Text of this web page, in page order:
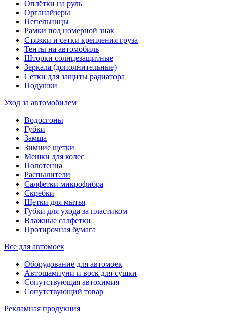
Оплётки на руль
Органайзеры
Пепельницы
Рамки под номерной знак
Стяжки и сетки крепления груза
Тенты на автомобиль
Шторки солнцезащитные
Зеркала (дополнительные)
Сетки для защиты радиатора
Подушки
Уход за автомобилем
Водосгоны
Губки
Замша
Зимние щетки
Мешки для колес
Полотенца
Распылители
Салфетки микрофибра
Скребки
Щетки для мытья
Губки для ухода за пластиком
Влажные салфетки
Протирочная бумага
Все для автомоек
Оборудование для автомоек
Автошампуни и воск для сушки
Сопутствующая автохимия
Сопутствующий товар
Рекламная продукция